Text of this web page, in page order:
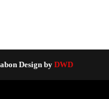
Design by DWD